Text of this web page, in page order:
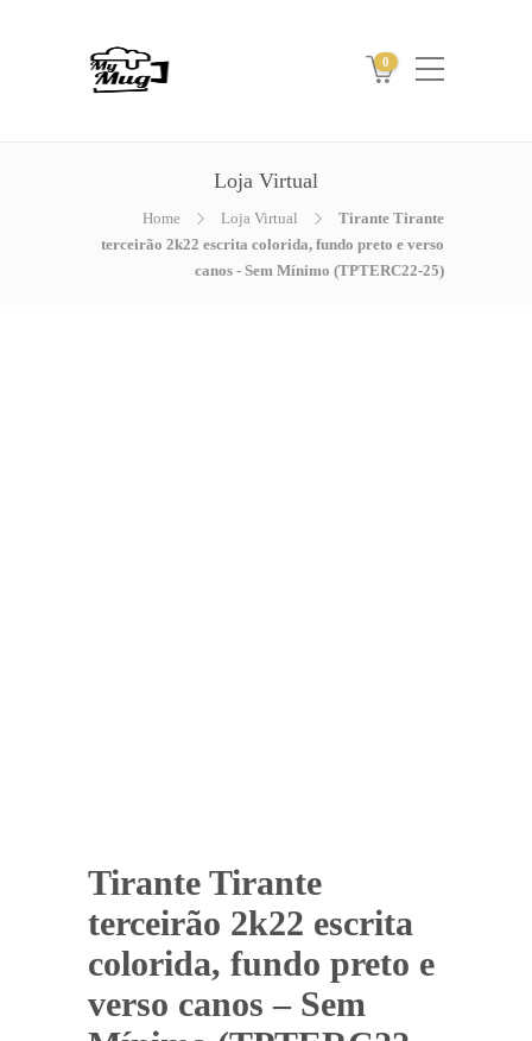
0
Loja Virtual
Home Loja Virtual
Tirante Tirante
terceirão 2k22 escrita colorida, fundo preto e verso
canos - Sem Mínimo (TPTERC22-25)
Tirante Tirante
terceirão 2k22 escrita
colorida, fundo preto e
verso canos – Sem